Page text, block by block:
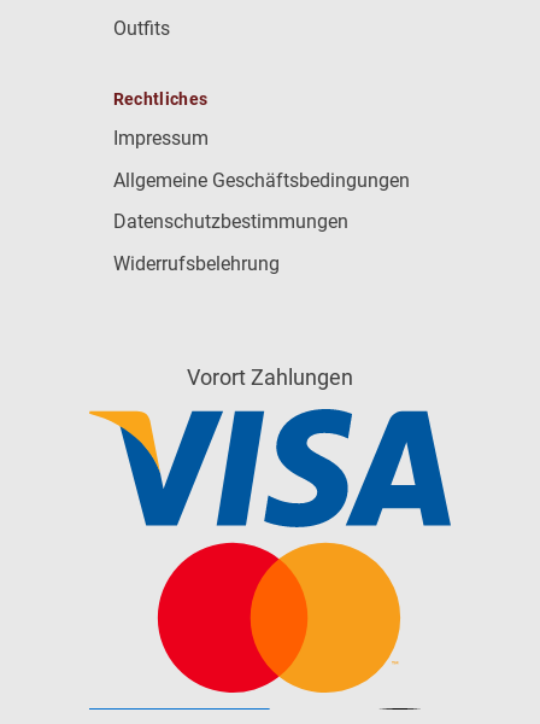
Outfits
Rechtliches
Impressum
Allgemeine Geschäftsbedingungen
Datenschutzbestimmungen
Widerrufsbelehrung
Vorort Zahlungen